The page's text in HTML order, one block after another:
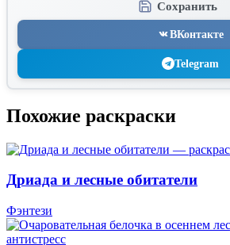
Сохранить
ВКонтакте
Telegram
Похожие раскраски
Дриада и лесные обитатели
Фэнтези